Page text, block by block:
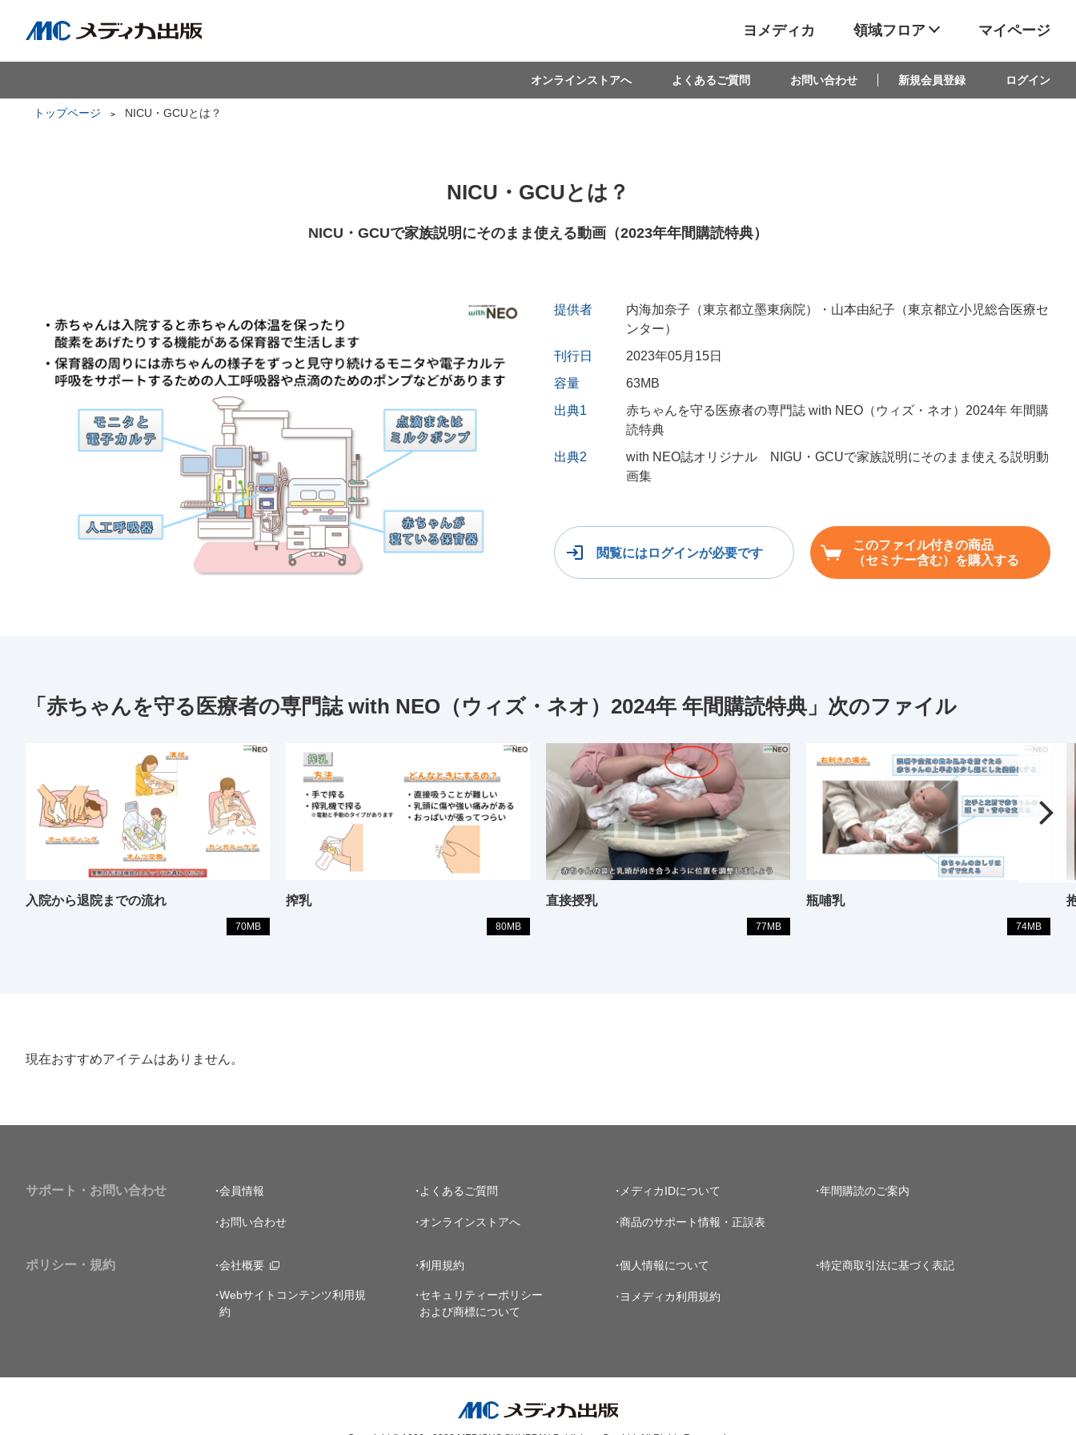
ヨメディカ 領域フロア マイページ
オンラインストアへ よくあるご質問 お問い合わせ 新規会員登録 ログイン
トップページ NICU・GCUとは？
NICU・GCUとは？
NICU・GCUで家族説明にそのまま使える動画（2023年年間購読特典）
提供者
内海加奈子（東京都立墨東病院）・山本由紀子（東京都立小児総合医療セ
ンター）
刊行日
2023年05月15日
容量
63MB
出典1
赤ちゃんを守る医療者の専門誌 with NEO（ウィズ・ネオ）2024年 年間購
読特典
出典2
with NEO誌オリジナル NIGU・GCUで家族説明にそのまま使える説明動
画集
閲覧にはログインが必要です
このファイル付きの商品
（セミナー含む）を購入する
「赤ちゃんを守る医療者の専門誌 with NEO（ウィズ・ネオ）2024年 年間購読特典」次のファイル
入院から退院までの流れ
70MB
搾乳
80MB
直接授乳
77MB
瓶哺乳
74MB
現在おすすめアイテムはありません。
サポート・お問い合わせ 会員情報 よくあるご質問 メディカIDについて 年間購読のご案内
お問い合わせ オンラインストアへ 商品のサポート情報・正誤表
ポリシー・規約 会社概要 利用規約 個人情報について 特定商取引法に基づく表記
Webサイトコンテンツ利用規
約
セキュリティーポリシー
および商標について
ヨメディカ利用規約